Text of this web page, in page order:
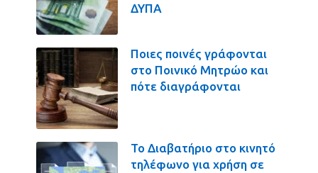
ΔΥΠΑ
Ποιες ποινές γράφονται
στο Ποινικό Μητρώο και
πότε διαγράφονται
Το Διαβατήριο στο κινητό
τηλέφωνο για χρήση σε